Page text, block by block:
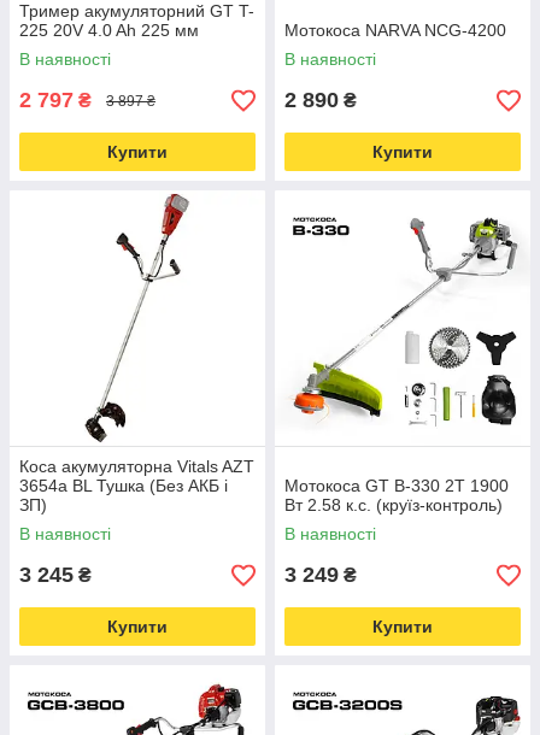
Тример акумуляторний GT T-
225 20V 4.0 Ah 225 мм
В наявності
2 797 ₴ 3 897 ₴
Купити
Мотокоса NARVA NCG-4200
В наявності
2 890 ₴
Купити
Коса акумуляторна Vitals AZT
3654a BL Тушка (Без АКБ і
ЗП)
В наявності
3 245 ₴
Купити
Мотокоса GT B-330 2Т 1900
Вт 2.58 к.с. (круїз-контроль)
В наявності
3 249 ₴
Купити